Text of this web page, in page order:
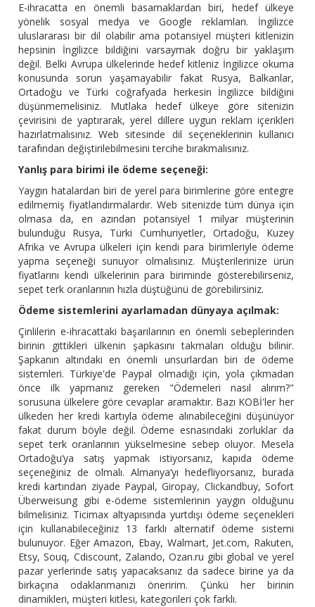
E-ihracatta en önemli basamaklardan biri, hedef ülkeye
yönelik sosyal medya ve Google reklamları. İngilizce
uluslararası bir dil olabilir ama potansiyel müşteri kitlenizin
hepsinin İngilizce bildiğini varsaymak doğru bir yaklaşım
değil. Belki Avrupa ülkelerinde hedef kitleniz İngilizce okuma
konusunda sorun yaşamayabilir fakat Rusya, Balkanlar,
Ortadoğu ve Türki coğrafyada herkesin İngilizce bildiğini
düşünmemelisiniz. Mutlaka hedef ülkeye göre sitenizin
çevirisini de yaptırarak, yerel dillere uygun reklam içerikleri
hazırlatmalısınız. Web sitesinde dil seçeneklerinin kullanıcı
tarafından değiştirilebilmesini tercihe bırakmalısınız.
Yanlış para birimi ile ödeme seçeneği:
Yaygın hatalardan biri de yerel para birimlerine göre entegre
edilmemiş fiyatlandırmalardır. Web sitenizde tüm dünya için
olmasa da, en azından potansiyel 1 milyar müşterinin
bulunduğu Rusya, Türki Cumhuriyetler, Ortadoğu, Kuzey
Afrika ve Avrupa ülkeleri için kendi para birimleriyle ödeme
yapma seçeneği sunuyor olmalısınız. Müşterilerinize ürün
fiyatlarını kendi ülkelerinin para biriminde gösterebilirseniz,
sepet terk oranlarının hızla düştüğünü de görebilirsiniz.
Ödeme sistemlerini ayarlamadan dünyaya açılmak:
Çinlilerin e-ihracattaki başarılarının en önemli sebeplerinden
birinin gittikleri ülkenin şapkasını takmaları olduğu bilinir.
Şapkanın altındaki en önemli unsurlardan biri de ödeme
sistemleri. Türkiye'de Paypal olmadığı için, yola çıkmadan
önce ilk yapmanız gereken "Ödemeleri nasıl alırım?"
sorusuna ülkelere göre cevaplar aramaktır. Bazı KOBİ'ler her
ülkeden her kredi kartıyla ödeme alınabileceğini düşünüyor
fakat durum böyle değil. Ödeme esnasındaki zorluklar da
sepet terk oranlarının yükselmesine sebep oluyor. Mesela
Ortadoğu’ya satış yapmak istiyorsanız, kapıda ödeme
seçeneğiniz de olmalı. Almanya’yı hedefliyorsanız, burada
kredi kartından ziyade Paypal, Giropay, Clickandbuy, Sofort
Überweisung gibi e-ödeme sistemlerinin yaygın olduğunu
bilmelisiniz. Ticimax altyapısında yurtdışı ödeme seçenekleri
için kullanabileceğiniz 13 farklı alternatif ödeme sistemi
bulunuyor. Eğer Amazon, Ebay, Walmart, Jet.com, Rakuten,
Etsy, Souq, Cdiscount, Zalando, Ozan.ru gibi global ve yerel
pazar yerlerinde satış yapacaksanız da sadece birine ya da
birkaçına odaklanmanızı öneririm. Çünkü her birinin
dinamikleri, müşteri kitlesi, kategorileri çok farklı.